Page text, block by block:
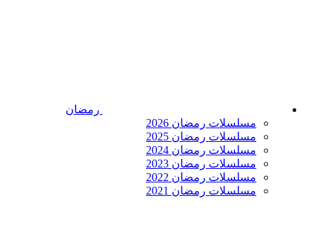
رمضان
مسلسلات رمضان 2026
مسلسلات رمضان 2025
مسلسلات رمضان 2024
مسلسلات رمضان 2023
مسلسلات رمضان 2022
مسلسلات رمضان 2021